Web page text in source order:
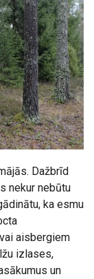
Dažbrīd
nekur nebūtu
ka esmu
aisbergiem
izlases,
un